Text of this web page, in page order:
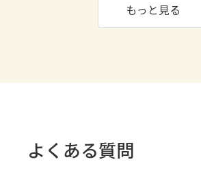
もっと見る
よくある質問